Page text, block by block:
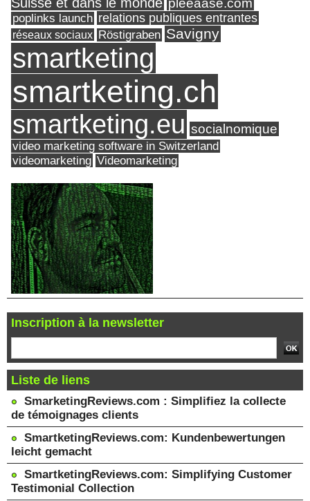
pleeaase.com
poplinks launch relations publiques entrantes
réseaux sociaux Röstigraben Savigny
smartketing
smartketing.ch
smartketing.eu socialnomique
video marketing software in Switzerland
videomarketing Videomarketing
Inscription à la newsletter
Liste de liens
SmarketingReviews.com : Simplifiez la collecte
de témoignages clients
SmartketingReviews.com: Kundenbewertungen
leicht gemacht
SmartketingReviews.com: Simplifying Customer
Testimonial Collection